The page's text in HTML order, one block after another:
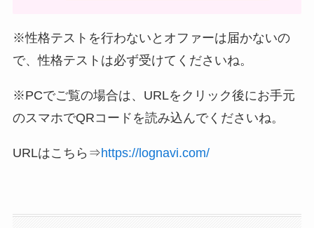
※性格テストを行わないとオファーは届かないの
で、性格テストは必ず受けてくださいね。
※PCでご覧の場合は、URLをクリック後にお手元
のスマホでQRコードを読み込んでくださいね。
URLはこちら⇒https://lognavi.com/